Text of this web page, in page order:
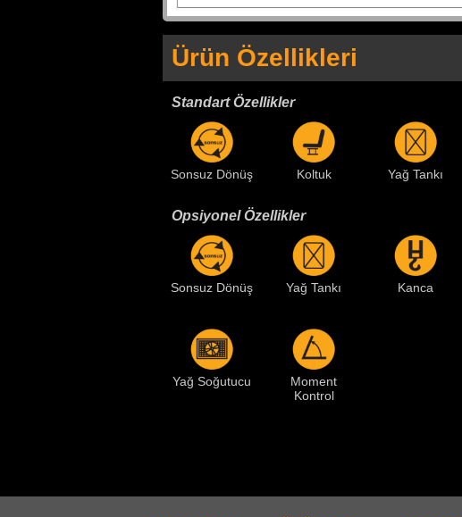
Ürün Özellikleri
Standart Özellikler
Sonsuz Dönüş Koltuk Yağ Tankı
Opsiyonel Özellikler
Sonsuz Dönüş Yağ Tankı Kanca
Yağ Soğutucu
Moment
Kontrol